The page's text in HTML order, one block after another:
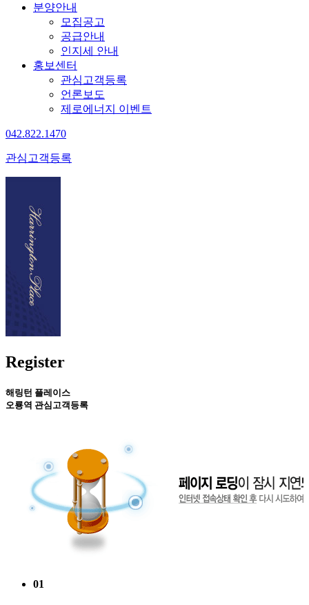
분양안내
모집공고
공급안내
인지세 안내
홍보센터
관심고객등록
언론보도
제로에너지 이벤트
042.822.1470
관심고객등록
Register
해링턴 플레이스
오룡역 관심고객등록
01